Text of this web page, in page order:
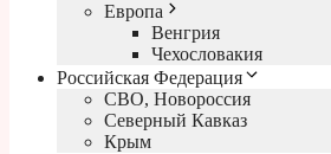
Европа
Венгрия
Чехословакия
Российская Федерация
СВО, Новороссия
Северный Кавказ
Крым